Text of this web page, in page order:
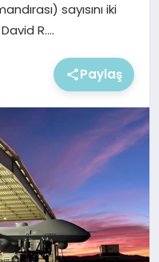
sayısını iki
R….
Paylaş